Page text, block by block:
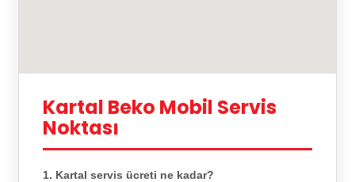
Kartal Beko Mobil Servis
Noktası
1. Kartal servis ücreti ne kadar?